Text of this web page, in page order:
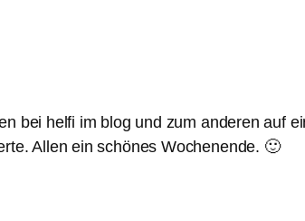
bei helfi im blog und zum anderen auf
Allen ein schönes Wochenende. 🙂